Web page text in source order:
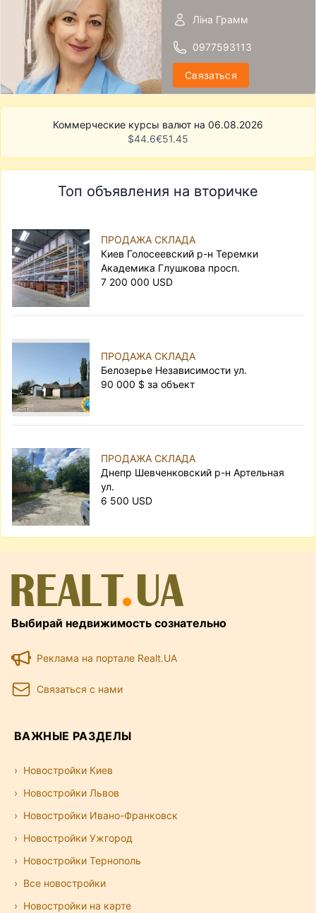
Ліна Грамм
0977593113
Связаться
Коммерческие курсы валют на 06.08.2026
$44.6€51.45
Топ объявления на вторичке
ПРОДАЖА СКЛАДА
Киев Голосеевский р-н Теремки
Академика Глушкова просп.
7 200 000 USD
ПРОДАЖА СКЛАДА
Белозерье Независимости ул.
90 000 $ за объект
ПРОДАЖА СКЛАДА
Днепр Шевченковский р-н Артельная
ул.
6 500 USD
Выбирай недвижимость сознательно
Реклама на портале Realt.UA
Связаться с нами
ВАЖНЫЕ РАЗДЕЛЫ
Новостройки Киев
Новостройки Львов
Новостройки Ивано-Франковск
Новостройки Ужгород
Новостройки Тернополь
Все новостройки
Новостройки на карте